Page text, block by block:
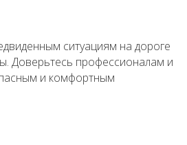
ситуациям на дороге
Доверьтесь профессионалам и
и комфортным